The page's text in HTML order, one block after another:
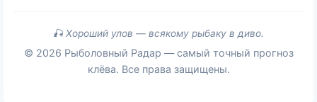
🎣 Хороший улов — всякому рыбаку в диво.
© 2026 Рыболовный Радар — самый точный прогноз
клёва. Все права защищены.